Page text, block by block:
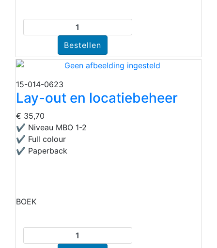
15-014-0623
Lay-out en locatiebeheer
€ 35,70
✔ Niveau MBO 1-2
✔ Full colour
✔ Paperback
BOEK